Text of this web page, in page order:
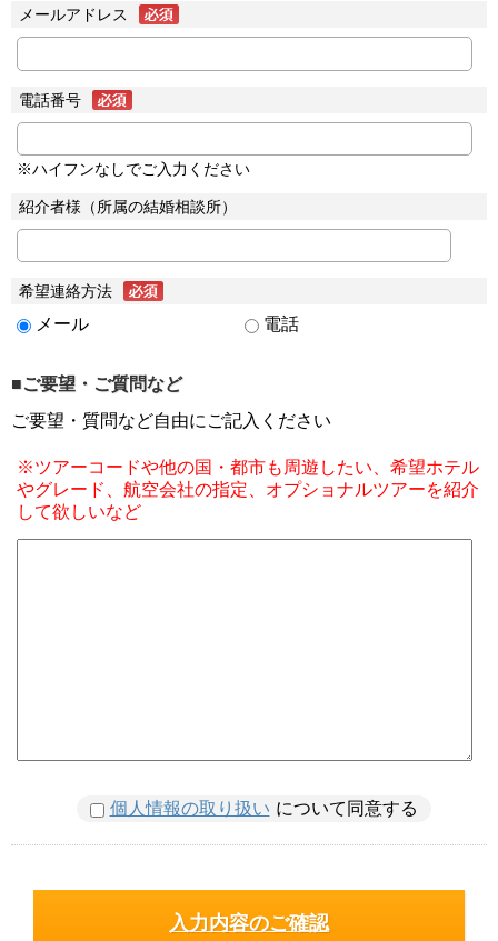
メールアドレス
電話番号
※ハイフンなしでご入力ください
紹介者様（所属の結婚相談所）
希望連絡方法
メール 電話
■ご要望・ご質問など
ご要望・質問など自由にご記入ください
※ツアーコードや他の国・都市も周遊したい、希望ホテル
やグレード、航空会社の指定、オプショナルツアーを紹介
して欲しいなど
個人情報の取り扱い について同意する